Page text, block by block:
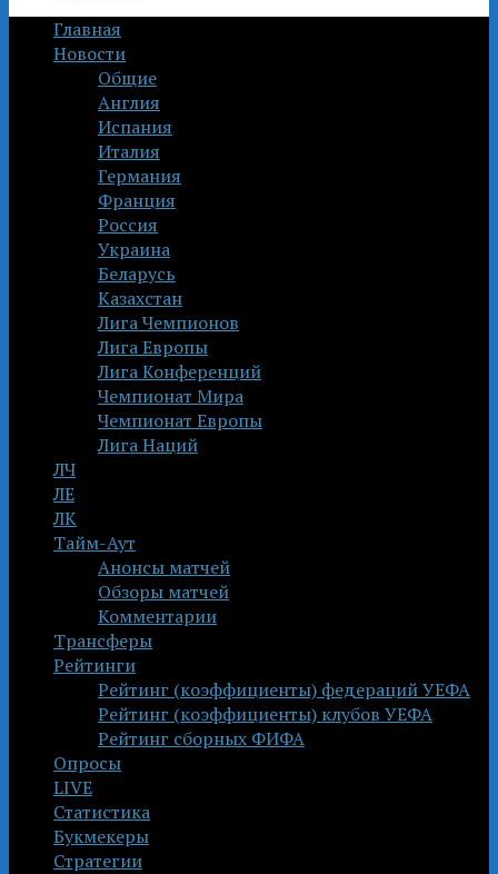
Главная
Новости
Общие
Англия
Испания
Италия
Германия
Франция
Россия
Украина
Беларусь
Казахстан
Лига Чемпионов
Лига Европы
Лига Конференций
Чемпионат Мира
Чемпионат Европы
Лига Наций
ЛЧ
ЛЕ
ЛК
Тайм-Аут
Анонсы матчей
Обзоры матчей
Комментарии
Трансферы
Рейтинги
Рейтинг (коэффициенты) федераций УЕФА
Рейтинг (коэффициенты) клубов УЕФА
Рейтинг сборных ФИФА
Опросы
LIVE
Статистика
Букмекеры
Стратегии